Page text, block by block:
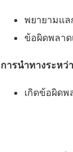
พยายามแ
ข้อผิดพลาด
การนำทางระห
เกิดข้อผิดพ